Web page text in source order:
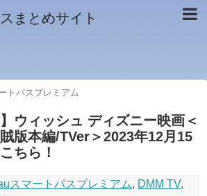
まとめサイト
トパスプレミアム
ウィッシュ ディズニー映画＜
版本編/TVer＞2023年12月15
ちら！
スマートパスプレミアム, DMM TV,